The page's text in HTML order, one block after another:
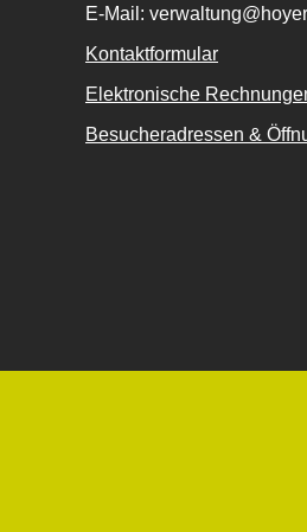
E-Mail:
Kontaktformular
Elektronische
Besucheradressen &